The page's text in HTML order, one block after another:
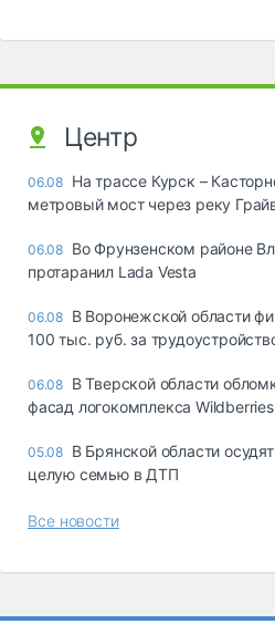
Центр
06.08 На трассе Курск –
метровый мост через реку
06.08 Во Фрунзенском районе
протаранил Lada Vesta
06.08 В Воронежской области
100 тыс. руб. за
06.08 В Тверской области
фасад логокомплекса Wildberries
05.08 В Брянской области
целую семью в ДТП
Все новости